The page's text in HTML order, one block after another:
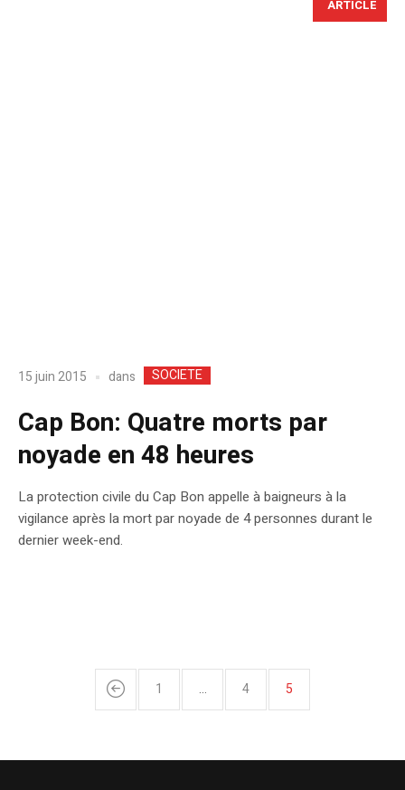
ARTICLE
15 juin 2015 dans SOCIETE
Cap Bon: Quatre morts par
noyade en 48 heures
La protection civile du Cap Bon appelle à baigneurs à la
vigilance après la mort par noyade de 4 personnes durant le
dernier week-end.
1 … 4 5